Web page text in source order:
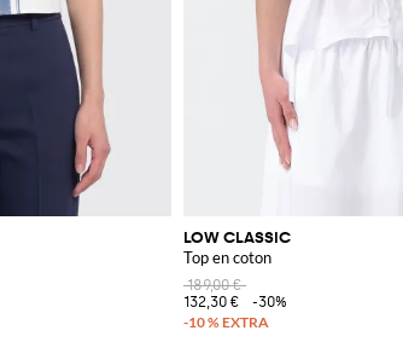
LOW CLASSIC
Top en coton
189,00 €
132,30 €
-30%